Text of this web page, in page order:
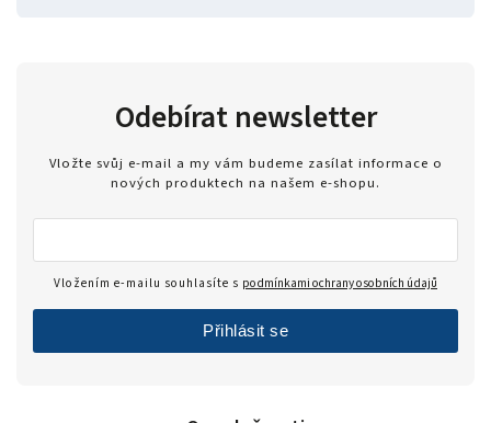
Odebírat newsletter
Vložte svůj e-mail a my vám budeme zasílat informace o
nových produktech na našem e-shopu.
Vložením e-mailu souhlasíte s podmínkami ochrany osobních údajů
Přihlásit se